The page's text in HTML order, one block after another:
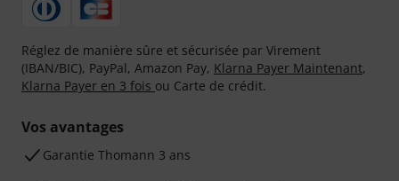
Réglez de manière sûre et sécurisée par Virement
(IBAN/BIC), PayPal, Amazon Pay, Klarna Payer Maintenant,
Klarna Payer en 3 fois ou Carte de crédit.
Vos avantages
Ga­ran­tie Thomann 3 ans